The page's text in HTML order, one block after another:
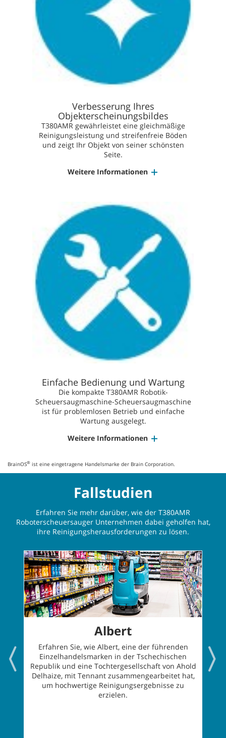
Verbesserung Ihres
Objekterscheinungsbildes
T380AMR gewährleistet eine gleichmäßige
Reinigungsleistung und streifenfreie Böden
und zeigt Ihr Objekt von seiner schönsten
Seite.
Weitere Informationen
Einfache Bedienung und Wartung
​​Die kompakte T380AMR Robotik-
Scheuersaugmaschine-Scheuersaugmaschine
ist für problemlosen Betrieb und einfache
Wartung ausgelegt.
Weitere Informationen
BrainOS® ist eine eingetragene Handelsmarke der Brain Corporation.
Fallstudien
Erfahren Sie mehr darüber, wie der T380AMR
Roboterscheuersauger Unternehmen dabei geholfen hat,
ihre Reinigungsherausforderungen zu lösen.
Albert
Erfahren Sie, wie Albert, eine der führenden
Einzelhandelsmarken in der Tschechischen
Republik und eine Tochtergesellschaft von Ahold
Delhaize, mit Tennant zusammengearbeitet hat,
um hochwertige Reinigungsergebnisse zu
erzielen.